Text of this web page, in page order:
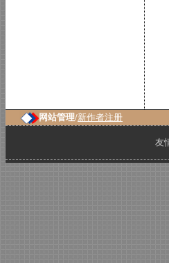
网站管理/新作者注册
友